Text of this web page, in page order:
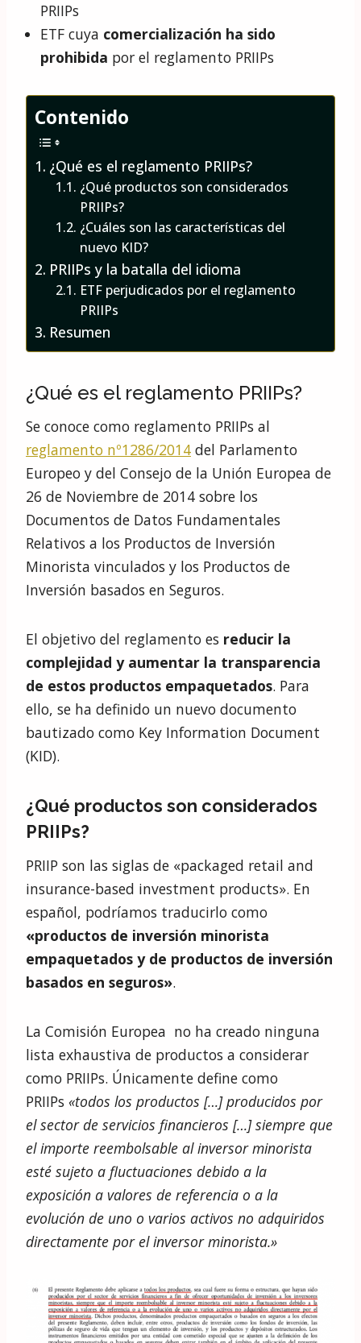
PRIIPs
ETF cuya comercialización ha sido
prohibida por el reglamento PRIIPs
Contenido
¿Qué es el reglamento PRIIPs?
¿Qué productos son considerados
PRIIPs?
¿Cuáles son las características del
nuevo KID?
PRIIPs y la batalla del idioma
ETF perjudicados por el reglamento
PRIIPs
Resumen
¿Qué es el reglamento PRIIPs?
Se conoce como reglamento PRIIPs al
reglamento nº1286/2014 del Parlamento
Europeo y del Consejo de la Unión Europea de
26 de Noviembre de 2014 sobre los
Documentos de Datos Fundamentales
Relativos a los Productos de Inversión
Minorista vinculados y los Productos de
Inversión basados en Seguros.
El objetivo del reglamento es reducir la
complejidad y aumentar la transparencia
de estos productos empaquetados. Para
ello, se ha definido un nuevo documento
bautizado como Key Information Document
(KID).
¿Qué productos son considerados
PRIIPs?
PRIIP son las siglas de «packaged retail and
insurance-based investment products». En
español, podríamos traducirlo como
«productos de inversión minorista
empaquetados y de productos de inversión
basados en seguros».
La Comisión Europea no ha creado ninguna
lista exhaustiva de productos a considerar
como PRIIPs. Únicamente define como
PRIIPs «todos los productos […] producidos por
el sector de servicios financieros […] siempre que
el importe reembolsable al inversor minorista
esté sujeto a fluctuaciones debido a la
exposición a valores de referencia o a la
evolución de uno o varios activos no adquiridos
directamente por el inversor minorista.»